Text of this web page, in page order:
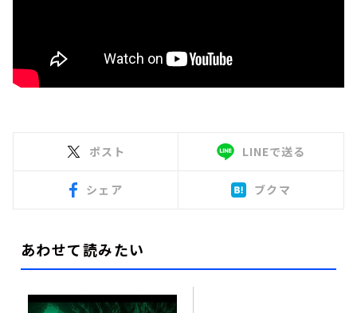
ポスト LINEで送る
シェア ブクマ
あわせて読みたい